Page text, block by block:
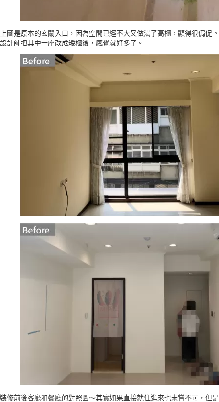
上圖是原本的玄關入口，因為空間已經不大又做滿了高櫃，顯得很侷促。
設計師把其中一座改成矮櫃後，感覺就好多了。
裝修前後客廳和餐廳的對照圖～其實如果直接就住進來也未嘗不可，但是